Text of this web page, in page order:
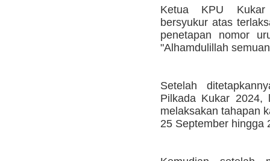
Ketua KPU Kukar
bersyukur atas
penetapan nomor
"Alhamdulillah
Setelah
Pilkada Kukar
melaksakan tahapan
25 September hingga